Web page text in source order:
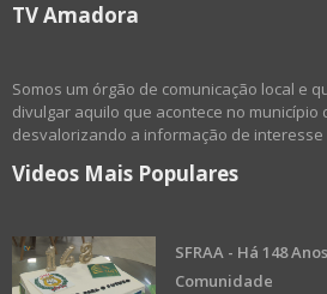
TV Amadora
Somos um órgão de comunicação local e
divulgar aquilo que acontece no município
desvalorizando a informação de interesse
Videos Mais Populares
SFRAA - Há 148
Comunidade